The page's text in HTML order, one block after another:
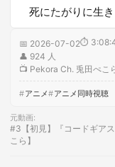
死にたがりに生
📅 2026-07-02⏱
👤 924 人
📺 Pekora Ch. 兎田ぺこ
アニメ アニメ同時視聴
元動画:
#3【初見】『コードギア
こら】